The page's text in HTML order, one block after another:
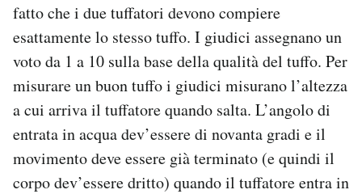
fatto che i due tuffatori devono compiere
esattamente lo stesso tuffo. I giudici assegnano un
voto da 1 a 10 sulla base della qualità del tuffo. Per
misurare un buon tuffo i giudici misurano l’altezza
a cui arriva il tuffatore quando salta. L’angolo di
entrata in acqua dev’essere di novanta gradi e il
movimento deve essere già terminato (e quindi il
corpo dev’essere dritto) quando il tuffatore entra in